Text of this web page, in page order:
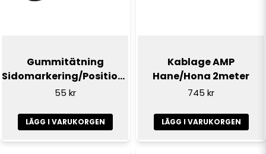
Skicka fråga
Gummitätning
Sidomarkering/Positionsljus
55 kr
LÄGG I VARUKORGEN
Kablage AMP
Hane/Hona 2meter
745 kr
LÄGG I VARUKORGEN